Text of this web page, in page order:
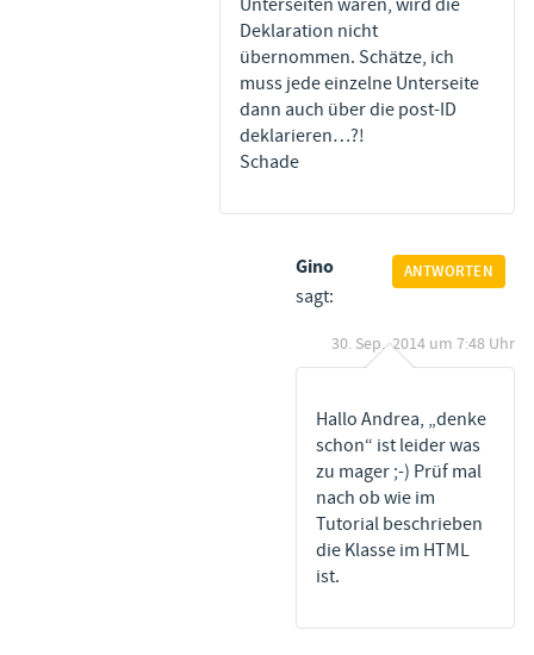
Unterseiten wären, wird die
Deklaration nicht
übernommen. Schätze, ich
muss jede einzelne Unterseite
dann auch über die post-ID
deklarieren…?!
Schade
Gino
sagt:
30. Sep.. 2014 um 7:48 Uhr
Hallo Andrea, „denke
schon“ ist leider was
zu mager ;-) Prüf mal
nach ob wie im
Tutorial beschrieben
die Klasse im HTML
ist.
ANTWORTEN